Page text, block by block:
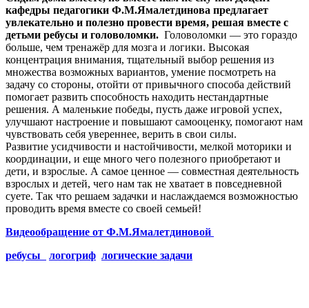
кафедры педагогики Ф.М.Ямалетдинова предлагает
увлекательно и полезно провести время, решая вместе с
детьми ребусы и головоломки. Головоломки — это гораздо
больше, чем тренажёр для мозга и логики. Высокая
концентрация внимания, тщательный выбор решения из
множества возможных вариантов, умение посмотреть на
задачу со стороны, отойти от привычного способа действий
помогает развить способность находить нестандартные
решения. А маленькие победы, пусть даже игровой успех,
улучшают настроение и повышают самооценку, помогают нам
чувствовать себя увереннее, верить в свои силы.
Развитие усидчивости и настойчивости, мелкой моторики и
координации, и еще много чего полезного приобретают и
дети, и взрослые. А самое ценное — совместная деятельность
взрослых и детей, чего нам так не хватает в повседневной
суете. Так что решаем задачки и наслаждаемся возможностью
проводить время вместе со своей семьей!
Видеообращение от Ф.М.Ямалетдиновой
ребусы
логогриф логические задачи